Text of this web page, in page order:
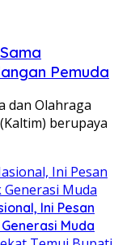
Pemuda
dan Olahraga
berupaya
Ini Pesan
Muda